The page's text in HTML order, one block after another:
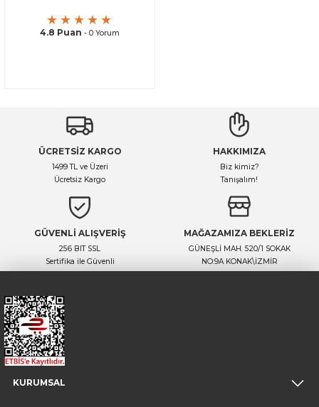
4.8 Puan - 0 Yorum
ÜCRETSİZ KARGO
1499 TL ve Üzeri
Ücretsiz Kargo
HAKKIMIZA
Biz kimiz?
Tanışalım!
GÜVENLİ ALIŞVERİŞ
256 BIT SSL
Sertifika ile Güvenli
MAĞAZAMIZA BEKLERİZ
GÜNEŞLİ MAH. 520/1 SOKAK
NO:9A KONAK\İZMİR
KURUMSAL